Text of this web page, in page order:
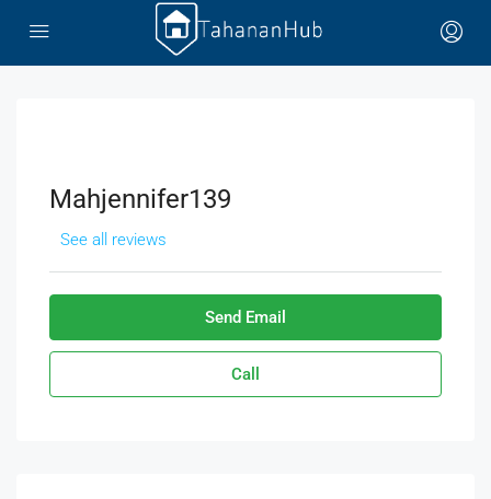
Mahjennifer139
See all reviews
Send Email
Call